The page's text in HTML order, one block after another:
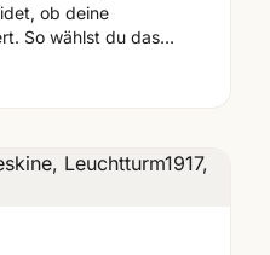
ob deine
So wählst du das